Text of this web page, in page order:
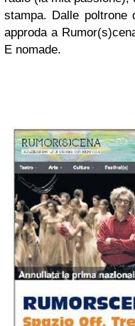
stampa. Dalle
approda a
E nomade.